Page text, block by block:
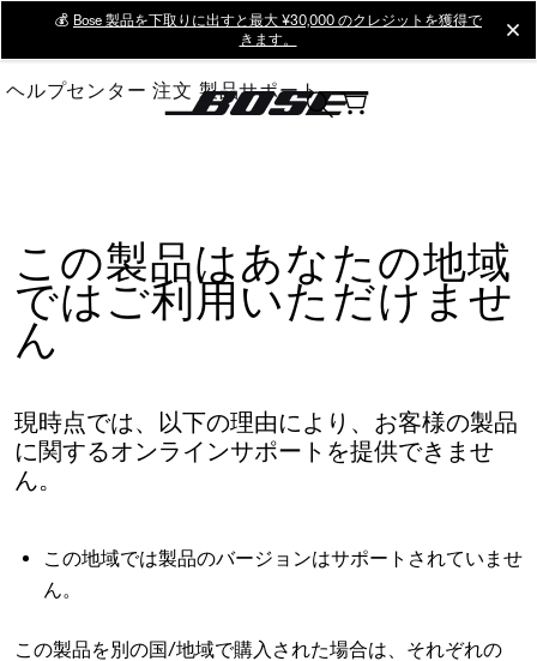
Main
💰 Bose 製品を下取りに出すと最大 ¥30,000 のクレジットを獲得で
きます。
ヘルプセンター 注文 製品サポート
この製品はあなたの地域
ではご利用いただけませ
ん
現時点では、以下の理由により、お客様の製品
に関するオンラインサポートを提供できませ
ん。
この地域では製品のバージョンはサポートされていませ
ん。
この製品を別の国/地域で購入された場合は、それぞれの